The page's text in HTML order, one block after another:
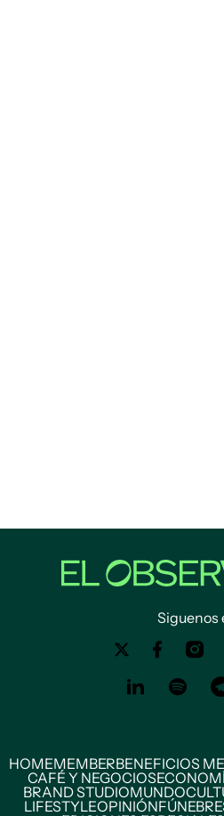
Siguenos
HOMEMEMBERBENEFICIOS
CAFÉ Y NEGOCIOS
BRAND STUDIOMUNDO
LIFESTYLEOPINIÓN